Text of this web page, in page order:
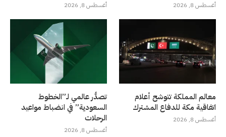
أغسطس 8, 2026 أغسطس 8, 2026
معالم المملكة تتوشح أعلام
اتفاقية مكة للدفاع المشترك
أغسطس 8, 2026
تصدُّر عالمي لـ”الخطوط
السعودية” في انضباط مواعيد
الرحلات
أغسطس 8, 2026